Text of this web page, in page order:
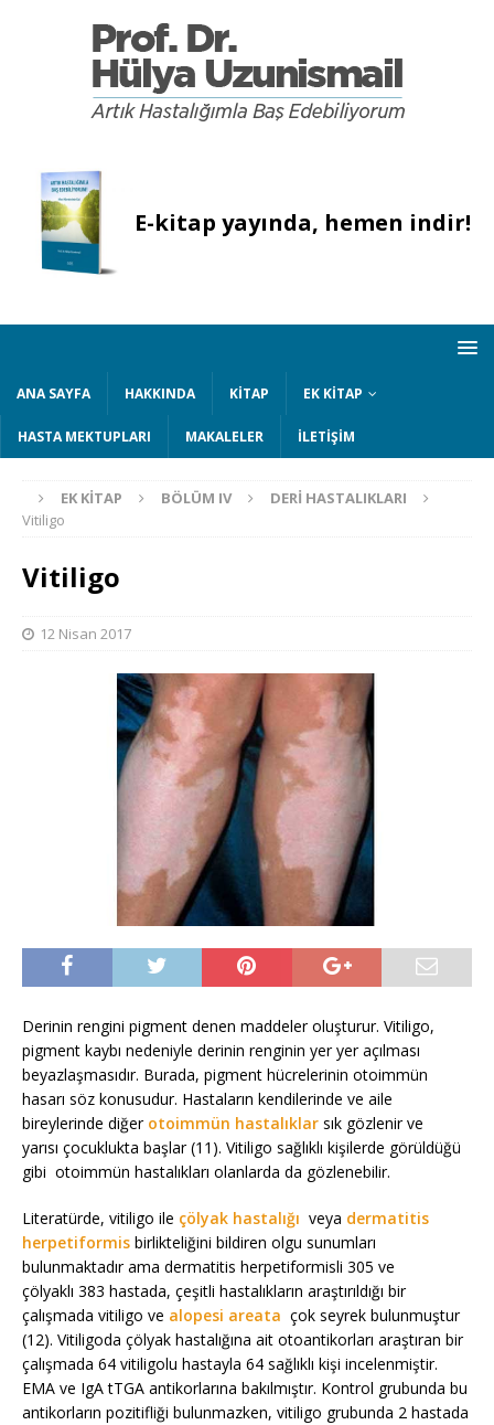
E-kitap yayında, hemen indir!
ANA SAYFA HAKKINDA KITAP EK KITAP
HASTA MEKTUPLARI MAKALELER İLETIŞIM
EK KITAP BÖLÜM IV
DERI HASTALIKLARI
Vitiligo
Vitiligo
12 Nisan 2017
Derinin rengini pigment denen maddeler oluşturur. Vitiligo,
pigment kaybı nedeniyle derinin renginin yer yer açılması
beyazlaşmasıdır. Burada, pigment hücrelerinin otoimmün
hasarı söz konusudur. Hastaların kendilerinde ve aile
bireylerinde diğer otoimmün hastalıklar sık gözlenir ve
yarısı çocuklukta başlar (11). Vitiligo sağlıklı kişilerde görüldüğü
gibi otoimmün hastalıkları olanlarda da gözlenebilir.
Literatürde, vitiligo ile çölyak hastalığı veya dermatitis
herpetiformis birlikteliğini bildiren olgu sunumları
bulunmaktadır ama dermatitis herpetiformisli 305 ve
çölyaklı 383 hastada, çeşitli hastalıkların araştırıldığı bir
çalışmada vitiligo ve alopesi areata çok seyrek bulunmuştur
(12). Vitiligoda çölyak hastalığına ait otoantikorları araştıran bir
çalışmada 64 vitiligolu hastayla 64 sağlıklı kişi incelenmiştir.
EMA ve IgA tTGA antikorlarına bakılmıştır. Kontrol grubunda bu
antikorların pozitifliği bulunmazken, vitiligo grubunda 2 hastada